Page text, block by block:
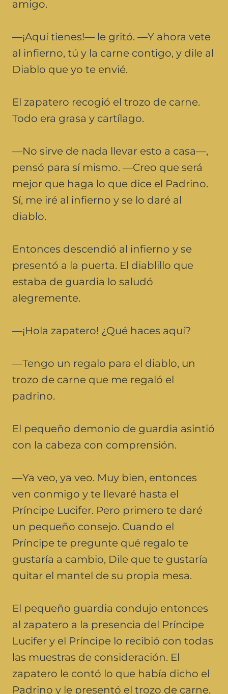
amigo.
—¡Aquí tienes!— le gritó. —Y ahora vete
al infierno, tú y la carne contigo, y dile al
Diablo que yo te envié.
El zapatero recogió el trozo de carne.
Todo era grasa y cartílago.
—No sirve de nada llevar esto a casa—,
pensó para sí mismo. —Creo que será
mejor que haga lo que dice el Padrino.
Sí, me iré al infierno y se lo daré al
diablo.
Entonces descendió al infierno y se
presentó a la puerta. El diablillo que
estaba de guardia lo saludó
alegremente.
—¡Hola zapatero! ¿Qué haces aquí?
—Tengo un regalo para el diablo, un
trozo de carne que me regaló el
padrino.
El pequeño demonio de guardia asintió
con la cabeza con comprensión.
—Ya veo, ya veo. Muy bien, entonces
ven conmigo y te llevaré hasta el
Príncipe Lucifer. Pero primero te daré
un pequeño consejo. Cuando el
Príncipe te pregunte qué regalo te
gustaría a cambio, Dile que te gustaría
quitar el mantel de su propia mesa.
El pequeño guardia condujo entonces
al zapatero a la presencia del Príncipe
Lucifer y el Príncipe lo recibió con todas
las muestras de consideración. El
zapatero le contó lo que había dicho el
Padrino y le presentó el trozo de carne.